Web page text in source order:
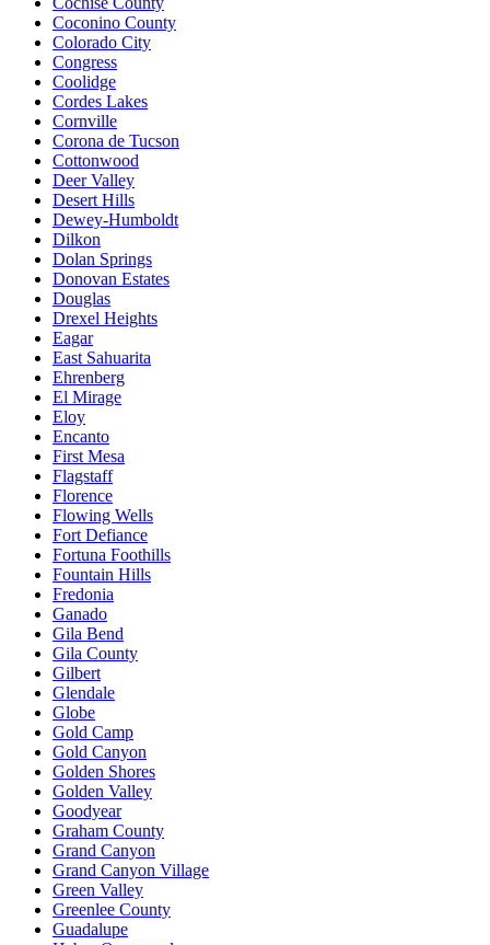
Coconino County
Colorado City
Congress
Coolidge
Cordes Lakes
Cornville
Corona de Tucson
Cottonwood
Deer Valley
Desert Hills
Dewey-Humboldt
Dilkon
Dolan Springs
Donovan Estates
Douglas
Drexel Heights
Eagar
East Sahuarita
Ehrenberg
El Mirage
Eloy
Encanto
First Mesa
Flagstaff
Florence
Flowing Wells
Fort Defiance
Fortuna Foothills
Fountain Hills
Fredonia
Ganado
Gila Bend
Gila County
Gilbert
Glendale
Globe
Gold Camp
Gold Canyon
Golden Shores
Golden Valley
Goodyear
Graham County
Grand Canyon
Grand Canyon Village
Green Valley
Greenlee County
Guadalupe